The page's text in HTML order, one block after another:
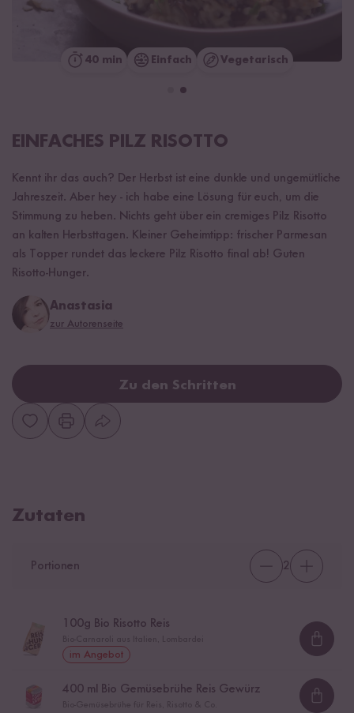
40 min Einfach Vegetarisch
EINFACHES PILZ RISOTTO
Kennt ihr das auch? Der Herbst ist eine dunkle und ungemütliche
Jahreszeit. Aber hey - ich habe eine Lösung für euch, um die
Stimmung zu heben. Nichts geht über ein cremiges Pilz Risotto
an kalten Herbsttagen. Kleiner Geheimtipp: frischer Parmesan
als Topper rundet das leckere Pilz Risotto final ab! Guten
Risotto-Hunger.
Anastasia
zur Autorenseite
Zu den Schritten
Zutaten
Portionen 2
100g Bio Risotto Reis
im Angebot
400 ml Bio Gemüsebrühe Reis Gewürz